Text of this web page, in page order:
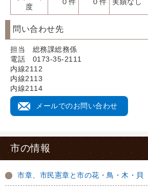
度
０件 ０件 実績なし
問い合わせ先
担当 総務課総務係
電話 0173-35-2111
内線2112
内線2113
内線2114
メールでのお問い合わせ
市の情報
市章、市民憲章と市の花・鳥・木・貝